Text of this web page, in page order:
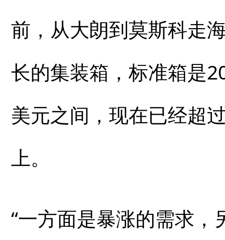
前，从大朗到莫斯科走
长的集装箱，标准箱是
美元之间，现在已经超
上。
“一方面是暴涨的需求